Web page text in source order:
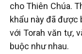
cho Thiên Chúa.
khẩu này đã được
với Torah văn tự,
buộc như nhau.